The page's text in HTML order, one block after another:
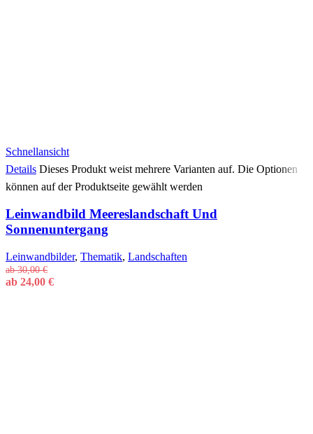
Schnellansicht
Details Dieses Produkt weist mehrere Varianten auf. Die Optionen
können auf der Produktseite gewählt werden
Leinwandbild Meereslandschaft Und
Sonnenuntergang
Leinwandbilder, Thematik, Landschaften
ab30,00€
ab 24,00 €